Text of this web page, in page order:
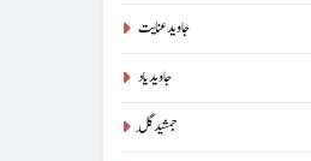
جاوید عنایت
جاوید یاد
جمشید گِل